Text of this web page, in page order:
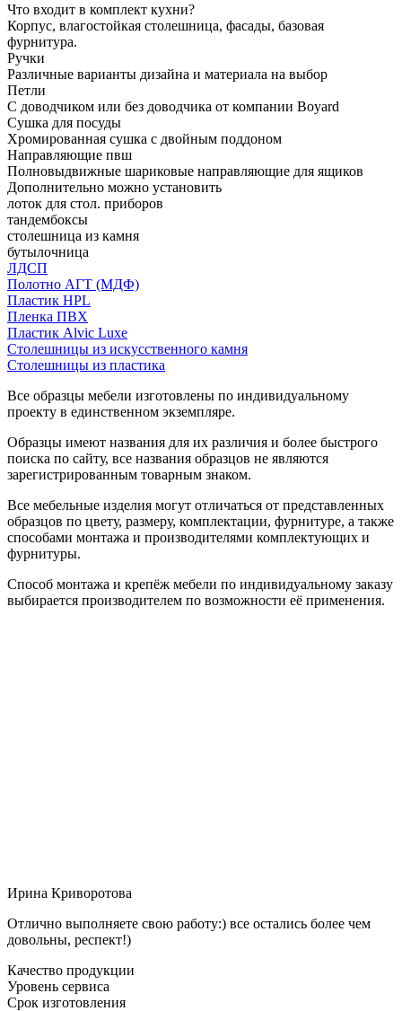
Что входит в комплект кухни?
Корпус, влагостойкая столешница, фасады, базовая
фурнитура.
Ручки
Различные варианты дизайна и материала на выбор
Петли
С доводчиком или без доводчика от компании Boyard
Сушка для посуды
Хромированная сушка с двойным поддоном
Направляющие пвш
Полновыдвижные шариковые направляющие для ящиков
Дополнительно можно установить
лоток для стол. приборов
тандембоксы
столешница из камня
бутылочница
ЛДСП
Полотно АГТ (МДФ)
Пластик HPL
Пленка ПВХ
Пластик Alvic Luxe
Столешницы из искусственного камня
Столешницы из пластика
Все образцы мебели изготовлены по индивидуальному
проекту в единственном экземпляре.
Образцы имеют названия для их различия и более быстрого
поиска по сайту, все названия образцов не являются
зарегистрированным товарным знаком.
Все мебельные изделия могут отличаться от представленных
образцов по цвету, размеру, комплектации, фурнитуре, а также
способами монтажа и производителями комплектующих и
фурнитуры.
Способ монтажа и крепёж мебели по индивидуальному заказу
выбирается производителем по возможности её применения.
Ирина Криворотова
Отлично выполняете свою работу:) все остались более чем
довольны, респект!)
Качество продукции
Уровень сервиса
Срок изготовления